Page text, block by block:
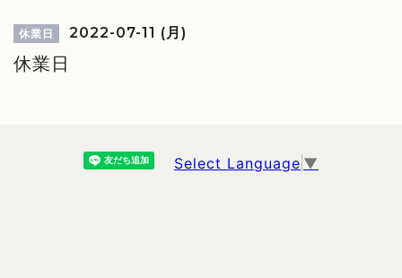
休業日 2022-07-11 (月)
休業日
Select Language ▼